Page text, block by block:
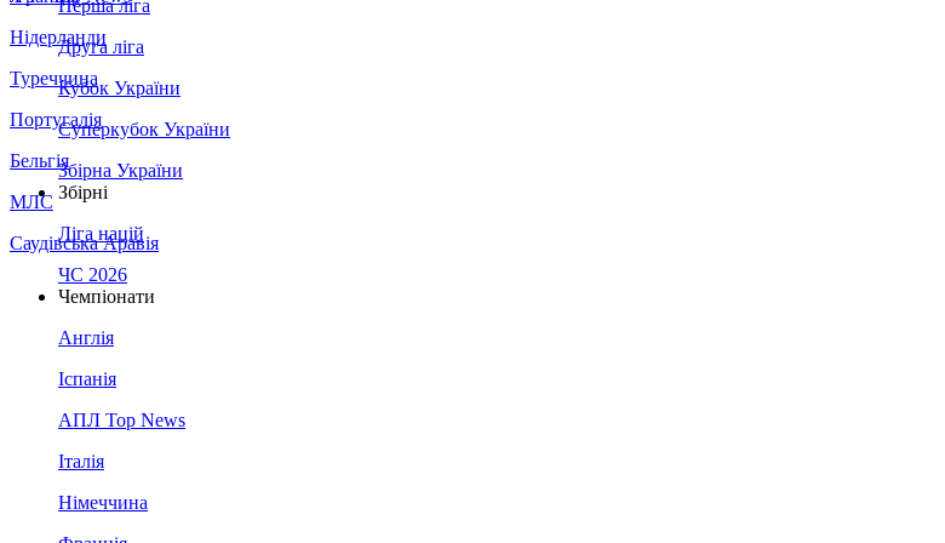
Нідерланди
Туреччина
Португалія
Бельгія
МЛС
Саудівська Аравія
Перша ліга
Друга ліга
Кубок України
Суперкубок України
Збірна України
Збірні
Ліга націй
ЧС 2026
Чемпіонати
Англія
Іспанія
АПЛ Top News
Італія
Німеччина